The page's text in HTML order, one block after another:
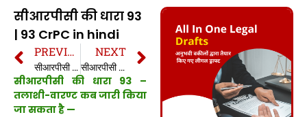
सीआरपीसी की धारा 93
| 93 CrPC in hindi
PREVIOUS
सीआरपीसी की धारा 92 | 92 CrPC in hindi
NEXT
सीआरपीसी की धारा 94 | 94 CrPC in hindi
सीआरपीसी की धारा 93 –
तलाशी-वारण्ट कब जारी किया
जा सकता है —